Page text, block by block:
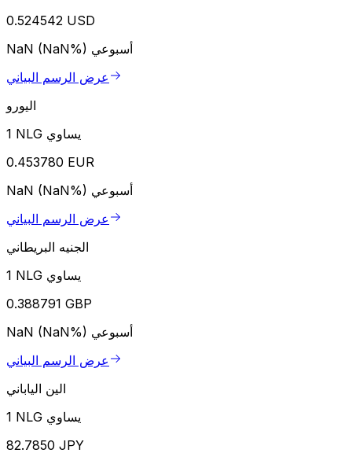
0.524542 USD
NaN (NaN%) أسبوعي
عرض الرسم البياني
اليورو
1 NLG يساوي
0.453780 EUR
NaN (NaN%) أسبوعي
عرض الرسم البياني
الجنيه البريطاني
1 NLG يساوي
0.388791 GBP
NaN (NaN%) أسبوعي
عرض الرسم البياني
الين الياباني
1 NLG يساوي
82.7850 JPY